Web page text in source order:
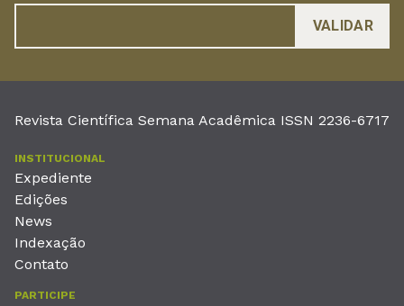
Revista Científica Semana Acadêmica ISSN 2236-6717
INSTITUCIONAL
Expediente
Edições
News
Indexação
Contato
PARTICIPE